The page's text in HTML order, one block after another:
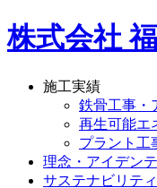
株式会社
施工実績
鉄骨工事・
再生可能エ
プラント工
理念・アイデン
サステナビリティ